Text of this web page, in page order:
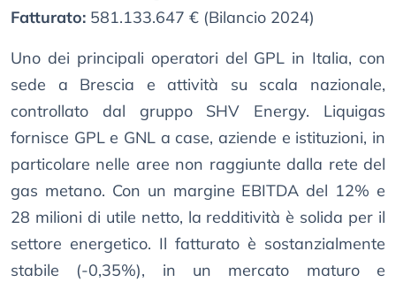
Fatturato: 581.133.647 € (Bilancio 2024)
Uno dei principali operatori del GPL in Italia, con
sede a Brescia e attività su scala nazionale,
controllato dal gruppo SHV Energy. Liquigas
fornisce GPL e GNL a case, aziende e istituzioni, in
particolare nelle aree non raggiunte dalla rete del
gas metano. Con un margine EBITDA del 12% e
28 milioni di utile netto, la redditività è solida per il
settore energetico. Il fatturato è sostanzialmente
stabile (-0,35%), in un mercato maturo e